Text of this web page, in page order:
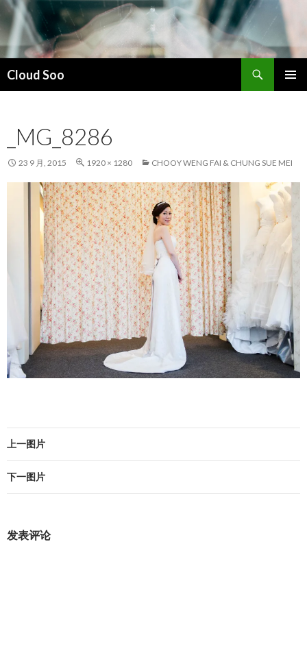
Cloud Soo
索
_MG_8286
23 9 月, 2015 1920 × 1280 CHOOY WENG FAI & CHUNG SUE MEI
上一图片
下一图片
发表评论